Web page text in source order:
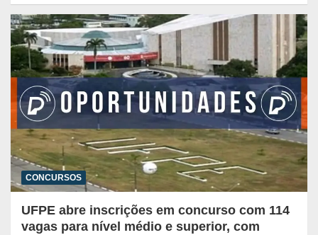
CONCURSOS
UFPE abre inscrições em concurso com 114
vagas para nível médio e superior, com